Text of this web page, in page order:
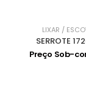
LIXAR /
SERROTE
Preço Sob-